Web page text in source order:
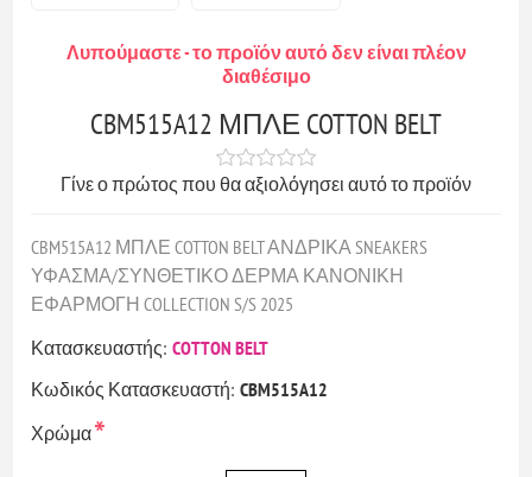
Λυπούμαστε - το προϊόν αυτό δεν είναι πλέον
διαθέσιμο
CBM515A12 ΜΠΛΕ COTTON BELT
Γίνε ο πρώτος που θα αξιολόγησει αυτό το προϊόν
CBM515A12 ΜΠΛΕ COTTON BELT ΑΝΔΡΙΚΑ SNEAKERS
ΥΦΑΣΜΑ/ΣΥΝΘΕΤΙΚΟ ΔΕΡΜΑ ΚΑΝΟΝΙΚΗ
ΕΦΑΡΜΟΓΗ COLLECTION S/S 2025
Κατασκευαστής: COTTON BELT
Κωδικός Κατασκευαστή: CBM515A12
Χρώμα*